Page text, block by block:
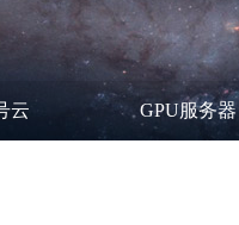
云 GPU服务器